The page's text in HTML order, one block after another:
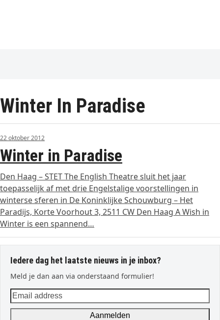
Winter In Paradise
22 oktober 2012
Winter in Paradise
Den Haag – STET The English Theatre sluit het jaar
toepasselijk af met drie Engelstalige voorstellingen in
winterse sferen in De Koninklijke Schouwburg – Het
Paradijs, Korte Voorhout 3, 2511 CW Den Haag A Wish in
Winter is een spannend…
Iedere dag het laatste nieuws in je inbox?
Meld je dan aan via onderstaand formulier!
Email
address
Aanmelden